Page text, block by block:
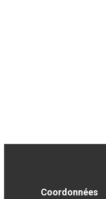
Coordonnées